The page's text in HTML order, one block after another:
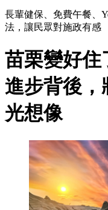
長輩健保、免費午餐、
法，讓民眾對施政有感
苗栗變好住
進步背後，
光想像